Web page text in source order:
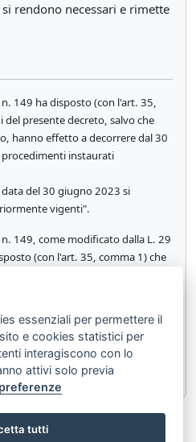
rendono necessari e rimette
149 ha disposto (con l'art. 35,
del presente decreto, salvo che
hanno effetto a decorrere dal 30
instaurati
del 30 giugno 2023 si
vigenti".
149, come modificato dalla L. 29
(con l'art. 35, comma 1) che
effetto a decorrere dal 28
procedimenti pendenti alla data
le disposizioni anteriormente
Articolo 473 bis.22
essenziali per permettere il
e cookies statistici per
interagiscono con lo
attivi solo previa
tutti